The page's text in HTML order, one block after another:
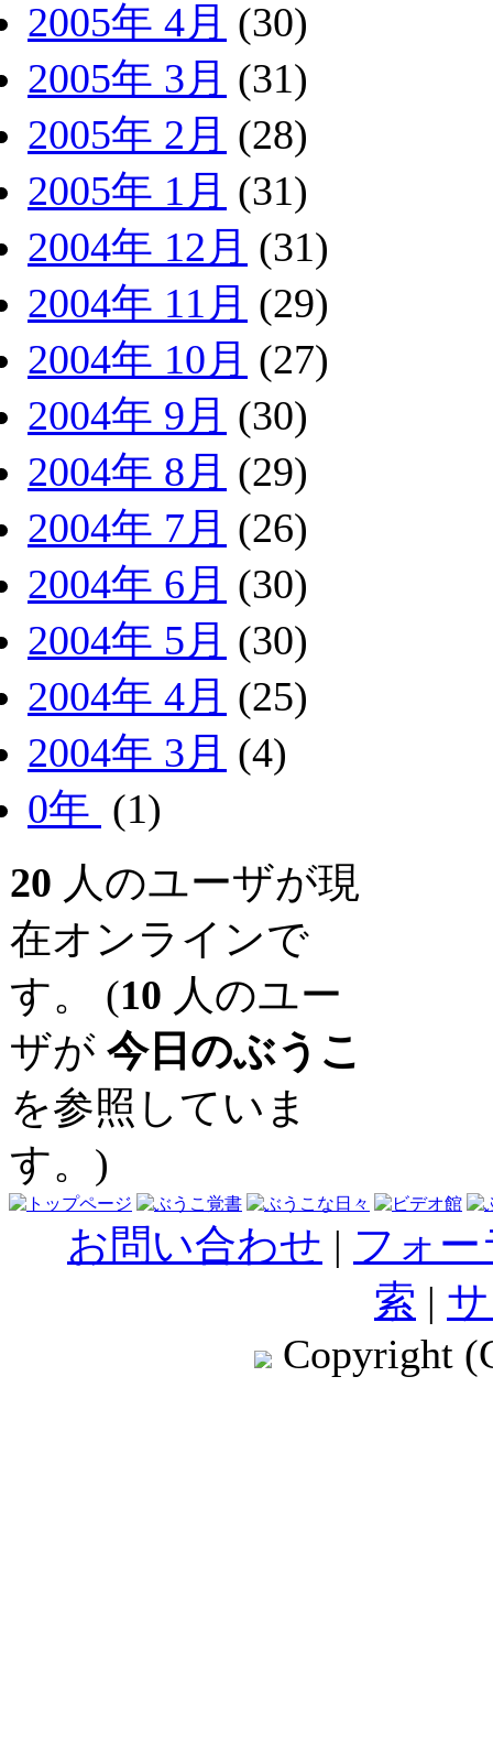
2005年 4月 (30)
2005年 3月 (31)
2005年 2月 (28)
2005年 1月 (31)
2004年 12月 (31)
2004年 11月 (29)
2004年 10月 (27)
2004年 9月 (30)
2004年 8月 (29)
2004年 7月 (26)
2004年 6月 (30)
2004年 5月 (30)
2004年 4月 (25)
2004年 3月 (4)
0年 (1)
20 人のユーザが現
在オンラインで
す。 (10 人のユー
ザが 今日のぶうこ
を参照していま
す。)
お問い合わせ | フォ
索 |
Copyright